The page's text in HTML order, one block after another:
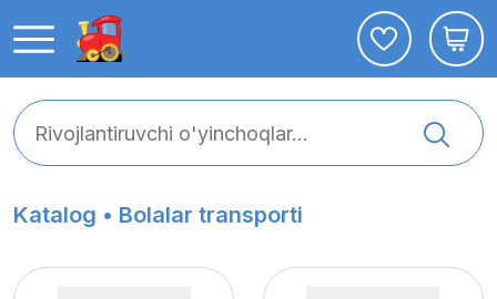
Katalog • Bolalar transporti